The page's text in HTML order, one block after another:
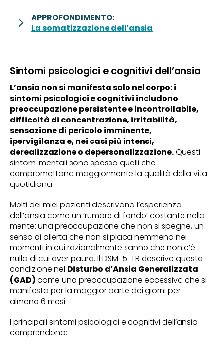
APPROFONDIMENTO:
La somatizzazione dell’ansia
Sintomi psicologici e cognitivi dell’ansia
L’ansia non si manifesta solo nel corpo: i
sintomi psicologici e cognitivi includono
preoccupazione persistente e incontrollabile,
difficoltà di concentrazione, irritabilità,
sensazione di pericolo imminente,
ipervigilanza e, nei casi più intensi,
derealizzazione o depersonalizzazione.Questi
sintomi mentali sono spesso quelli che
compromettono maggiormente la qualità della vita
quotidiana.
Molti dei miei pazienti descrivono l’esperienza
dell’ansia come un ‘rumore di fondo’ costante nella
mente: una preoccupazione che non si spegne, un
senso di allerta che non si placa nemmeno nei
momenti in cui razionalmente sanno che non c’è
nulla di cui aver paura. Il DSM-5-TR descrive questa
condizione nel Disturbo d’Ansia Generalizzata
(GAD) come una preoccupazione eccessiva che si
manifesta per la maggior parte dei giorni per
almeno 6 mesi.
I principali sintomi psicologici e cognitivi dell’ansia
comprendono: